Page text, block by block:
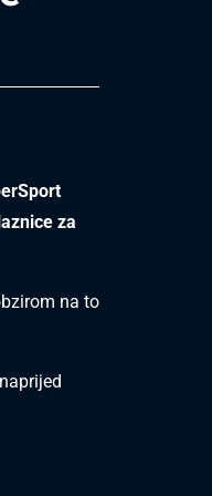
za
na to